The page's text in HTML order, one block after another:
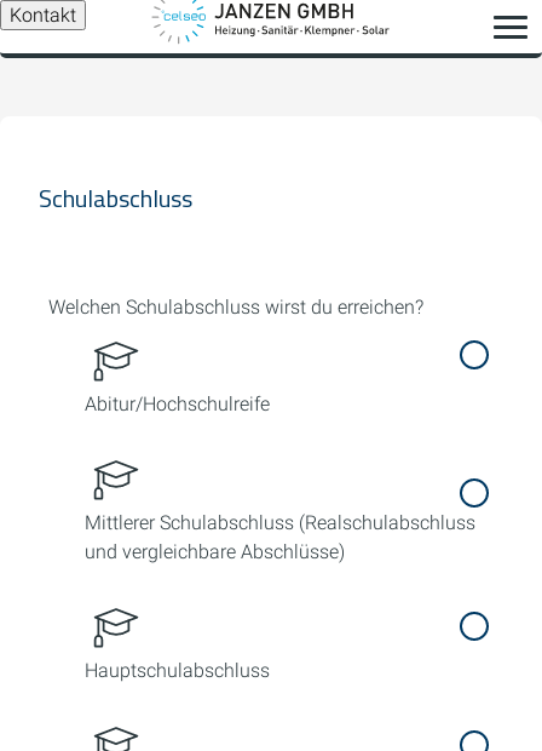
Kontakt
Schulabschluss
Welchen Schulabschluss wirst du erreichen?
Abitur/Hochschulreife
Mittlerer Schulabschluss (Realschulabschluss
und vergleichbare Abschlüsse)
Hauptschulabschluss